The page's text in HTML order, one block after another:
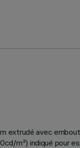
extrudé avec
m²) indiqué pour